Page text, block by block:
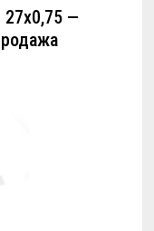
—